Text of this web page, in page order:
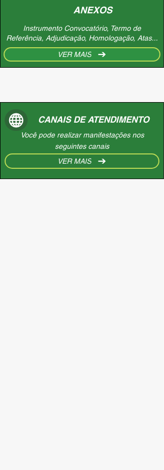
ANEXOS
Instrumento Convocatório, Termo de
Referência, Adjudicação, Homologação, Atas...
VER MAIS
CANAIS DE ATENDIMENTO
Você pode realizar manifestações nos
seguintes canais
VER MAIS